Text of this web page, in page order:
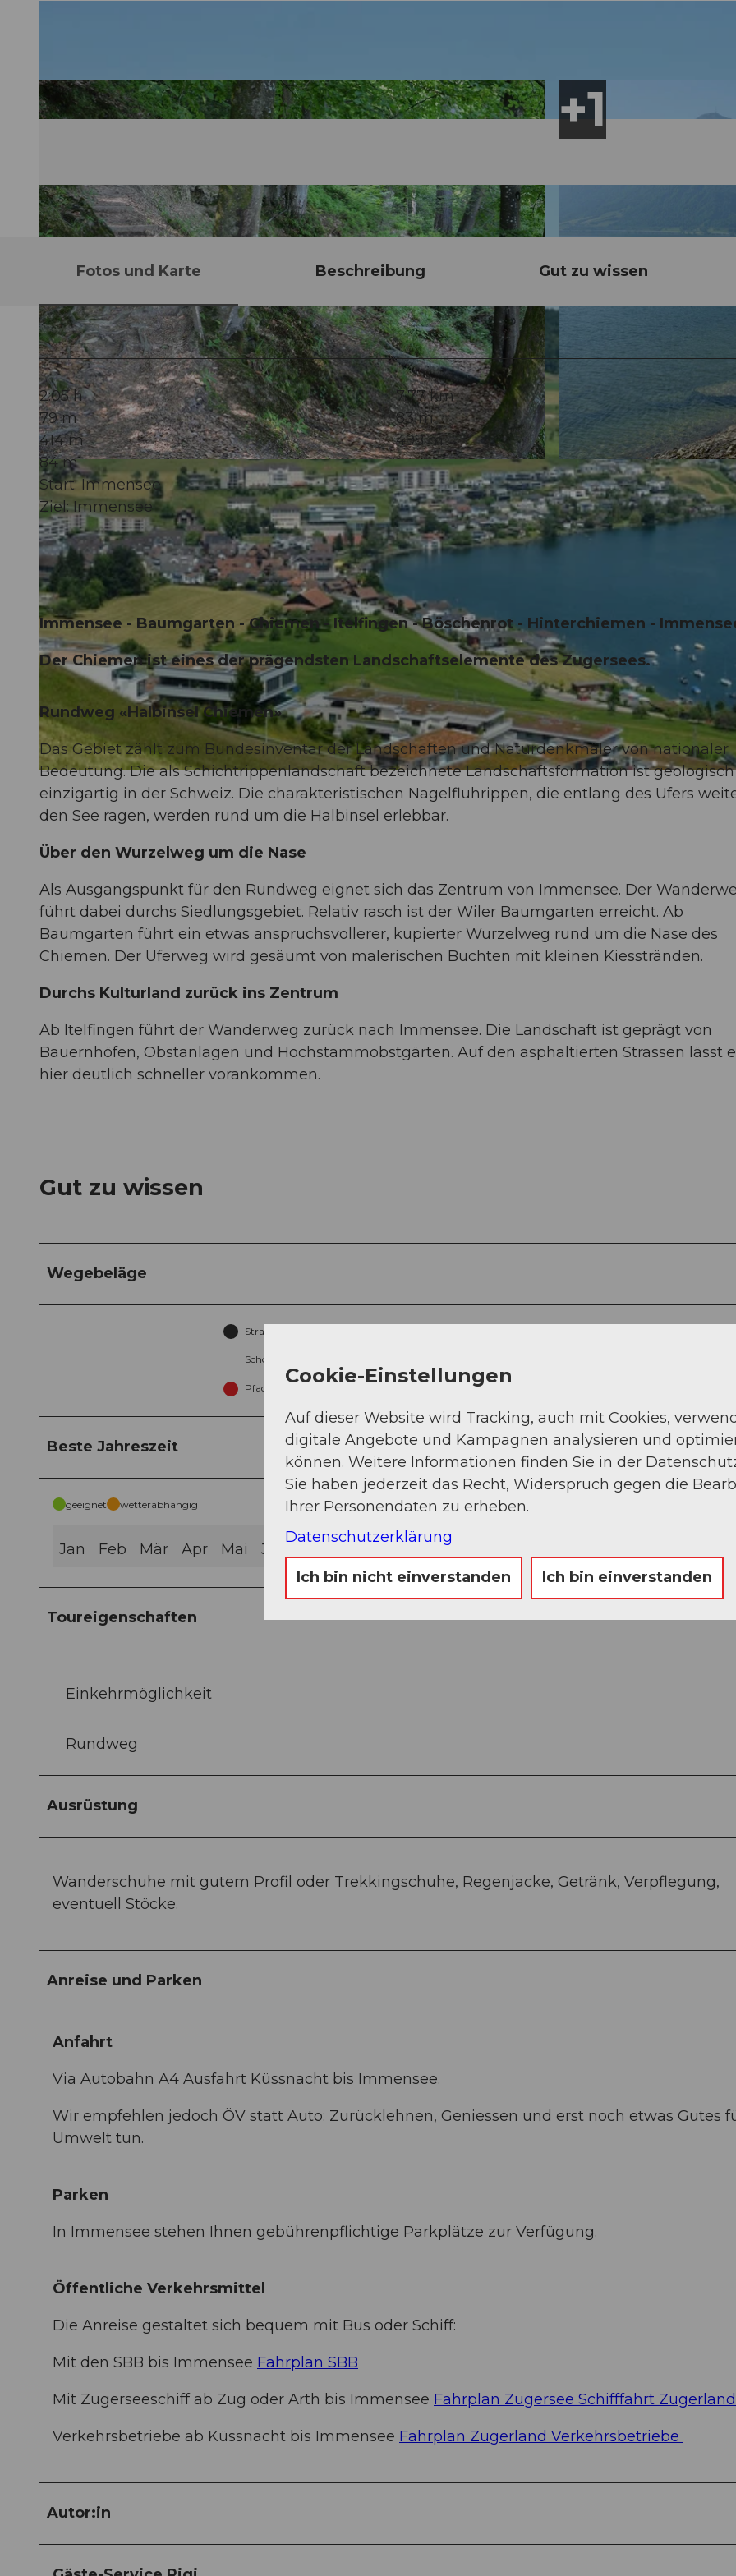
© Rita Baggenstos, Schwyzer Wanderwege, BENUTZER1
© Rita Baggenstos, Schwyzer Wanderwege, BENUTZER1 © Rita Baggenstos, Schwyzer Wanderwege, BENUTZER1
Fotos und Karte Beschreibung Gut zu wissen
2:05 h
7,77 km
79 m
83 m
414 m
498 m
84 m
Start: Immensee
Ziel: Immensee
Immensee - Baumgarten - Chiemen - Itelfingen - Böschenrot - Hinterchiemen -
Der Chiemen ist eines der prägendsten Landschaftselemente des Zugersees.
Rundweg «Halbinsel Chiemen»
Das Gebiet zählt zum Bundesinventar der Landschaften und Naturdenkmäler von nationaler
Bedeutung. Die als Schichtrippenlandschaft bezeichnete Landschaftsformation ist geologisch
einzigartig in der Schweiz. Die charakteristischen Nagelfluhrippen, die entlang des Ufers
den See ragen, werden rund um die Halbinsel erlebbar.
Über den Wurzelweg um die Nase
Als Ausgangspunkt für den Rundweg eignet sich das Zentrum von Immensee. Der
führt dabei durchs Siedlungsgebiet. Relativ rasch ist der Wiler Baumgarten erreicht. Ab
Baumgarten führt ein etwas anspruchsvollerer, kupierter Wurzelweg rund um die Nase des
Chiemen. Der Uferweg wird gesäumt von malerischen Buchten mit kleinen Kiesstränden.
Durchs Kulturland zurück ins Zentrum
Ab Itelfingen führt der Wanderweg zurück nach Immensee. Die Landschaft ist geprägt von
Bauernhöfen, Obstanlagen und Hochstammobstgärten. Auf den asphaltierten Strassen lässt
hier deutlich schneller vorankommen.
Gut zu wissen
Wegebeläge
Strasse (17%)
Schotter (27%)
Pfad (33%)
Beste Jahreszeit
geeignet wetterabhängig
Jan Feb Mär Apr Mai Jun Jul Aug Sep Okt
Toureigenschaften
Einkehrmöglichkeit
Rundweg
Ausrüstung
Wanderschuhe mit gutem Profil oder Trekkingschuhe, Regenjacke, Getränk, Verpflegung,
eventuell Stöcke.
Anreise und Parken
Anfahrt
Via Autobahn A4 Ausfahrt Küssnacht bis Immensee.
Wir empfehlen jedoch ÖV statt Auto: Zurücklehnen, Geniessen und erst noch etwas Gutes
Umwelt tun.
Parken
In Immensee stehen Ihnen gebührenpflichtige Parkplätze zur Verfügung.
Öffentliche Verkehrsmittel
Die Anreise gestaltet sich bequem mit Bus oder Schiff:
Mit den SBB bis Immensee Fahrplan SBB
Mit Zugerseeschiff ab Zug oder Arth bis Immensee Fahrplan Zugersee Schifffahrt Zugerland
Verkehrsbetriebe ab Küssnacht bis Immensee Fahrplan Zugerland Verkehrsbetriebe
Autor:in
Cookie-Einstellungen
Auf dieser Website wird Tracking, auch mit Cookies,
digitale Angebote und Kampagnen analysieren und
können. Weitere Informationen finden Sie in der
Sie haben jederzeit das Recht, Widerspruch gegen die
Ihrer Personendaten zu erheben.
Datenschutzerklärung
Ich bin nicht einverstanden Ich bin einverstanden